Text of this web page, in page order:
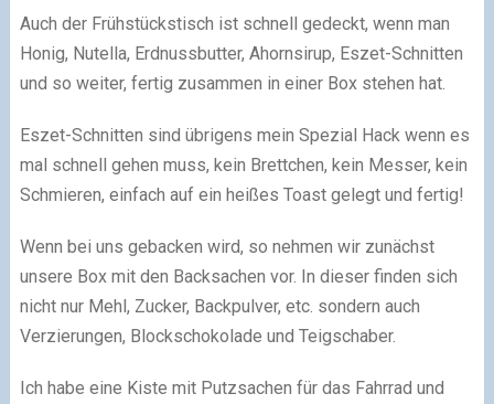
Auch der Frühstückstisch ist schnell gedeckt, wenn man
Honig, Nutella, Erdnussbutter, Ahornsirup, Eszet-Schnitten
und so weiter, fertig zusammen in einer Box stehen hat.
Eszet-Schnitten sind übrigens mein Spezial Hack wenn es
mal schnell gehen muss, kein Brettchen, kein Messer, kein
Schmieren, einfach auf ein heißes Toast gelegt und fertig!
Wenn bei uns gebacken wird, so nehmen wir zunächst
unsere Box mit den Backsachen vor. In dieser finden sich
nicht nur Mehl, Zucker, Backpulver, etc. sondern auch
Verzierungen, Blockschokolade und Teigschaber.
Ich habe eine Kiste mit Putzsachen für das Fahrrad und